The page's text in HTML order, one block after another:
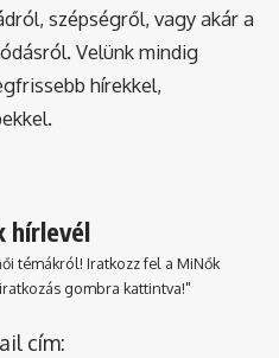
szépségről, vagy akár a
Velünk mindig
hírekkel,
hírlevél
témákról! Iratkozz fel a MiNők
gombra kattintva!"
cím: